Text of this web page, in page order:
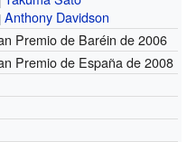
Anthony Davidson
Premio de Baréin de 2006
Premio de España de 2008